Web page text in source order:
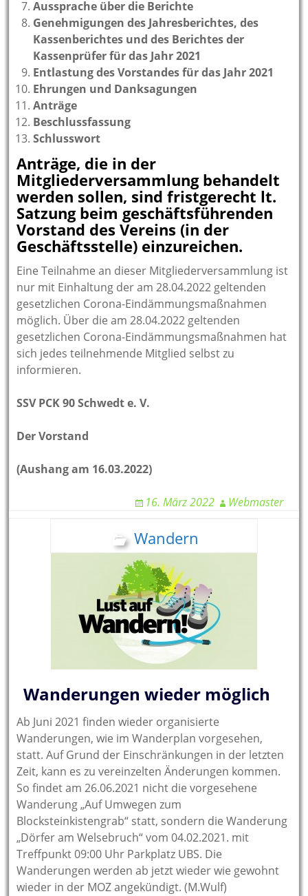
Aussprache über die Berichte
Genehmigungen des Jahresberichtes, des
Kassenberichtes und des Berichtes der
Kassenprüfer für das Jahr 2021
Entlastung des Vorstandes für das Jahr 2021
Ehrungen und Danksagungen
Anträge
Beschlussfassung
Schlusswort
Anträge, die in der
Mitgliederversammlung behandelt
werden sollen, sind fristgerecht lt.
Satzung beim geschäftsführenden
Vorstand des Vereins (in der
Geschäftsstelle) einzureichen.
Eine Teilnahme an dieser Mitgliederversammlung ist
nur mit Einhaltung der am 28.04.2022 geltenden
gesetzlichen Corona-Eindämmungsmaßnahmen
möglich. Über die am 28.04.2022 geltenden
gesetzlichen Corona-Eindämmungsmaßnahmen hat
sich jedes teilnehmende Mitglied selbst zu
informieren.
SSV PCK 90 Schwedt e. V.
Der Vorstand
(Aushang am 16.03.2022)
16. März 2022 Webmaster
Wandern
Wanderungen wieder möglich
Ab Juni 2021 finden wieder organisierte
Wanderungen, wie im Wanderplan vorgesehen,
statt. Auf Grund der Einschränkungen in der letzten
Zeit, kann es zu vereinzelten Änderungen kommen.
So findet am 26.06.2021 nicht die vorgesehene
Wanderung „Auf Umwegen zum
Blocksteinkistengrab“ statt, sondern die Wanderung
„Dörfer am Welsebruch“ vom 04.02.2021. mit
Treffpunkt 09:00 Uhr Parkplatz UBS. Die
Wanderungen werden ab jetzt wieder wie gewohnt
wieder in der MOZ angekündigt. (M.Wulf)